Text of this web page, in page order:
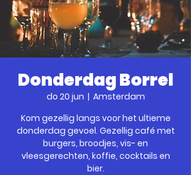
Donderdag Borrel
do 20 jun
  |
Amsterdam
Kom gezellig langs voor het ultieme
donderdag gevoel. Gezellig café met
burgers, broodjes, vis- en
vleesgerechten, koffie, cocktails en
bier.